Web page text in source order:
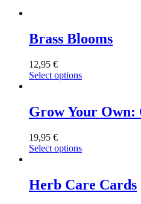
Brass Blooms
12,95 €
Select options
Grow Your
19,95 €
Select options
Herb Care Cards